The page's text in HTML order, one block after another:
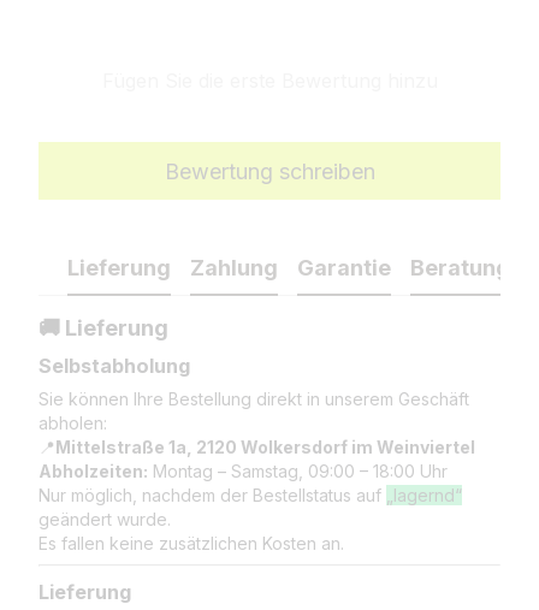
Bewertung schreiben
Lieferung Zahlung Garantie Beratung
🚚 Lieferung
Selbstabholung
Sie können Ihre Bestellung direkt in unserem Geschäft
abholen:
📍Mittelstraße 1a, 2120 Wolkersdorf im Weinviertel
Abholzeiten: Montag – Samstag, 09:00 – 18:00 Uhr
Nur möglich, nachdem der Bestellstatus auf
„lagernd“
geändert wurde.
Es fallen keine zusätzlichen Kosten an.
Lieferung